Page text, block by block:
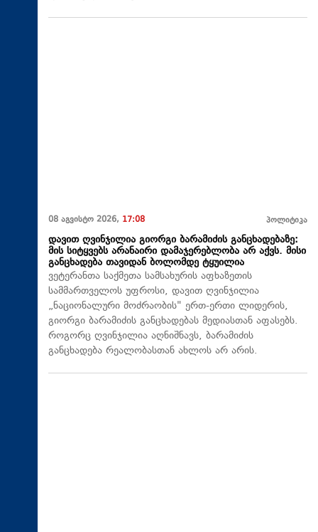
08 აგვისტო 2026, 17:08 პოლიტიკა
დავით ღვინჯილია გიორგი ბარამიძის განცხადებაზე:
მის სიტყვებს არანაირი დამაჯერებლობა არ აქვს. მისი
განცხადება თავიდან ბოლომდე ტყუილია
ვეტერანთა საქმეთა სამსახურის აფხაზეთის
სამმართველოს უფროსი, დავით ღვინჯილია
„ნაციონალური მოძრაობის" ერთ-ერთი ლიდერის,
გიორგი ბარამიძის განცხადებას მედიასთან აფასებს.
როგორც ღვინჯილია აღნიშნავს, ბარამიძის
განცხადება რეალობასთან ახლოს არ არის.